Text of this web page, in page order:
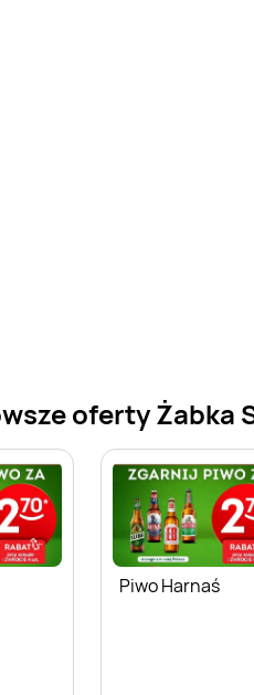
oferty Żabka
Piwo Harnaś